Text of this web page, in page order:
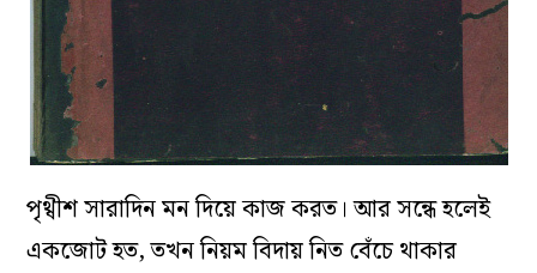
পৃথ্বীশ সারাদিন মন দিয়ে কাজ করত। আর সন্ধে হলেই
একজোট হত, তখন নিয়ম বিদায় নিত বেঁচে থাকার